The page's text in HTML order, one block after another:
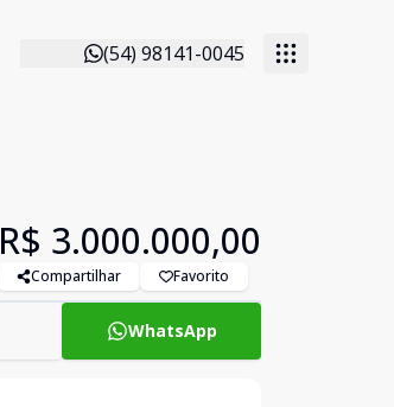
(54) 98141-0045
R$ 3.000.000,00
Compartilhar Favorito
WhatsApp